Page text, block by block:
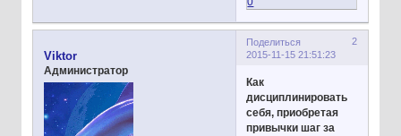
Поделиться
2
2015-11-15 21:51:23
Viktor
Администратор
Как
дисциплинировать
себя, приобретая
привычки шаг за